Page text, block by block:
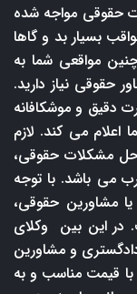
حقوقی مواجه شده
بسیار بد و گاها
مواقعی شما به
حقوقی نیاز دارید.
دقیق و موشکافانه
اعلام می کند. لازم
حل مشکلات حقوقی،
می باشد. با توجه
مشاورین حقوقی،
در این بین وکلای
دادگستری و مشاورین
قیمت مناسب و به